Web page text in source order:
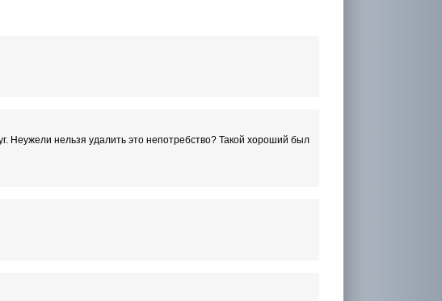
Неужели нельзя удалить это непотребство? Такой хороший был